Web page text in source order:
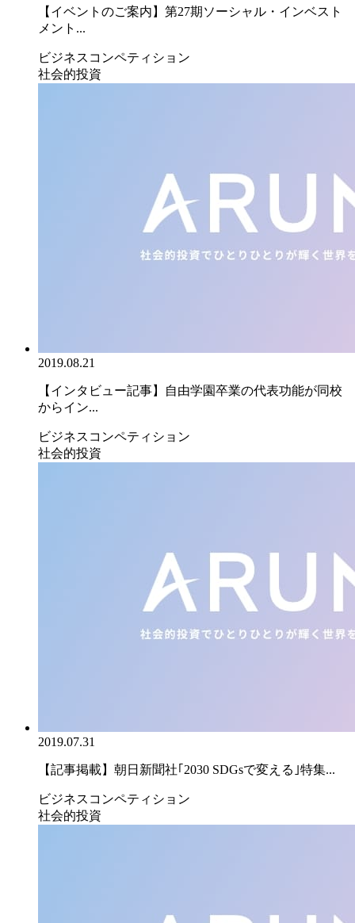
【イベントのご案内】第27期ソーシャル・インベスト
メント...
ビジネスコンペティション
社会的投資
2019.08.21
【インタビュー記事】自由学園卒業の代表功能が同校
からイン...
ビジネスコンペティション
社会的投資
2019.07.31
【記事掲載】朝日新聞社｢2030 SDGsで変える｣特集...
ビジネスコンペティション
社会的投資